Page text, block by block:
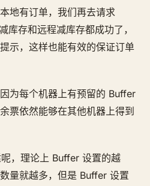
地有订单，我们再去请求
库存和远程减库存都成功了，
示，这样也能有效的保证订单
为每个机器上有预留的 Buffer
票依然能够在其他机器上得到
，理论上 Buffer 设置的越
量就越多，但是 Buffer 设置